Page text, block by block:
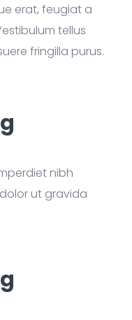
erat, feugiat a
tellus
fringilla purus.
nibh
ut gravida